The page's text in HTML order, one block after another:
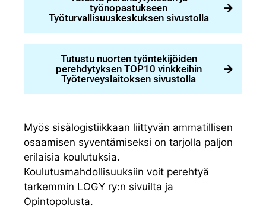
työnopastukseen
Työturvallisuuskeskuksen sivustolla
Tutustu nuorten työntekijöiden
perehdytyksen TOP10 vinkkeihin
Työterveyslaitoksen sivustolla
Myös sisälogistiikkaan liittyvän ammatillisen
osaamisen syventämiseksi on tarjolla paljon
erilaisia koulutuksia.
Koulutusmahdollisuuksiin voit perehtyä
tarkemmin LOGY ry:n sivuilta ja
Opintopolusta.